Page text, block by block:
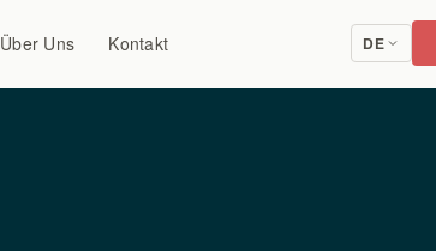
Über Uns Kontakt DE